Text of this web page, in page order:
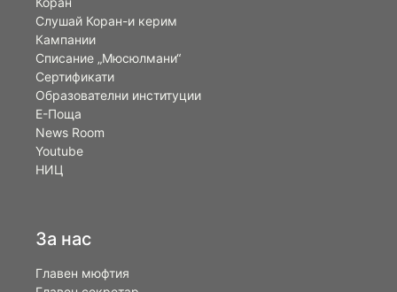
Слушай Коран-и керим
Кампании
Списание „Мюсюлмани“
Сертификати
Образователни институции
Е-Поща
News Room
Youtube
НИЦ
За нас
Главен мюфтия